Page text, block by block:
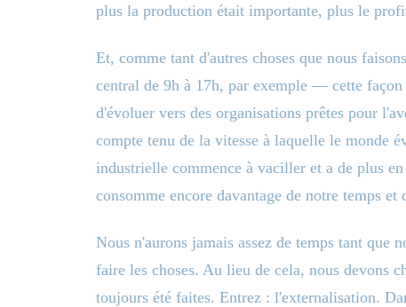
plus la production était importante, plus le
Et, comme tant d'autres choses que nous
central de 9h à 17h, par exemple — cette
d'évoluer vers des organisations prêtes pour
compte tenu de la vitesse à laquelle le monde
industrielle commence à vaciller et a de plus
consomme encore davantage de notre temps et
Nous n'aurons jamais assez de temps tant que
faire les choses. Au lieu de cela, nous devons
toujours été faites. Entrez : l'externalisation.